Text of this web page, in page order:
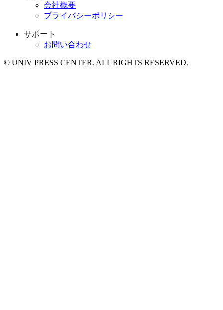
会社概要
プライバシーポリシー
サポート
お問い合わせ
© UNIV PRESS CENTER. ALL RIGHTS RESERVED.